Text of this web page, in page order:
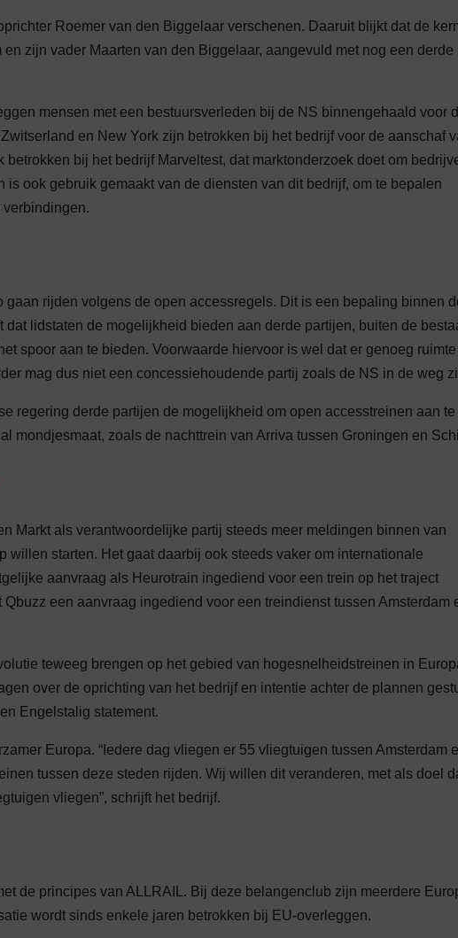
Roemer van den Biggelaar verschenen. Daaruit blijkt dat de
zijn vader Maarten van den Biggelaar, aangevuld met nog een derde
mensen met een bestuursverleden bij de NS binnengehaald voor
en New York zijn betrokken bij het bedrijf voor de aanschaf
bij het bedrijf Marveltest, dat marktonderzoek doet om
is ook gebruik gemaakt van de diensten van dit bedrijf, om te bepalen
verbindingen.
gaan rijden volgens de open accessregels. Dit is een bepaling binnen
lidstaten de mogelijkheid bieden aan derde partijen, buiten de
spoor aan te bieden. Voorwaarde hiervoor is wel dat er genoeg
mag dus niet een concessiehoudende partij zoals de NS in de weg
regering derde partijen de mogelijkheid om open accesstreinen aan te
mondjesmaat, zoals de nachttrein van Arriva tussen Groningen en
Markt als verantwoordelijke partij steeds meer meldingen binnen van
willen starten. Het gaat daarbij ook steeds vaker om internationale
aanvraag als Heurotrain ingediend voor een trein op het traject
een aanvraag ingediend voor een treindienst tussen Amsterdam
teweeg brengen op het gebied van hogesnelheidstreinen in
over de oprichting van het bedrijf en intentie achter de plannen
Engelstalig statement.
Europa. “Iedere dag vliegen er 55 vliegtuigen tussen Amsterdam
tussen deze steden rijden. Wij willen dit veranderen, met als doel
vliegen”, schrijft het bedrijf.
de principes van ALLRAIL. Bij deze belangenclub zijn meerdere
wordt sinds enkele jaren betrokken bij EU-overleggen.